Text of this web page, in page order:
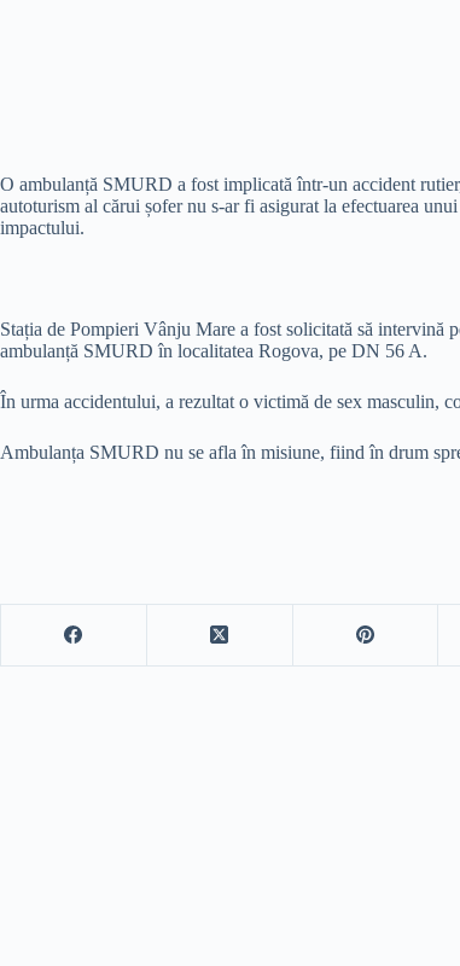
O ambulanță SMURD a fost implicată într-un accident
autoturism al cărui șofer nu s-ar fi asigurat la efectuarea
impactului.
Stația de Pompieri Vânju Mare a fost solicitată să intervină
ambulanță SMURD în localitatea Rogova, pe DN 56 A.
În urma accidentului, a rezultat o victimă de sex masculin,
Ambulanța SMURD nu se afla în misiune, fiind în drum